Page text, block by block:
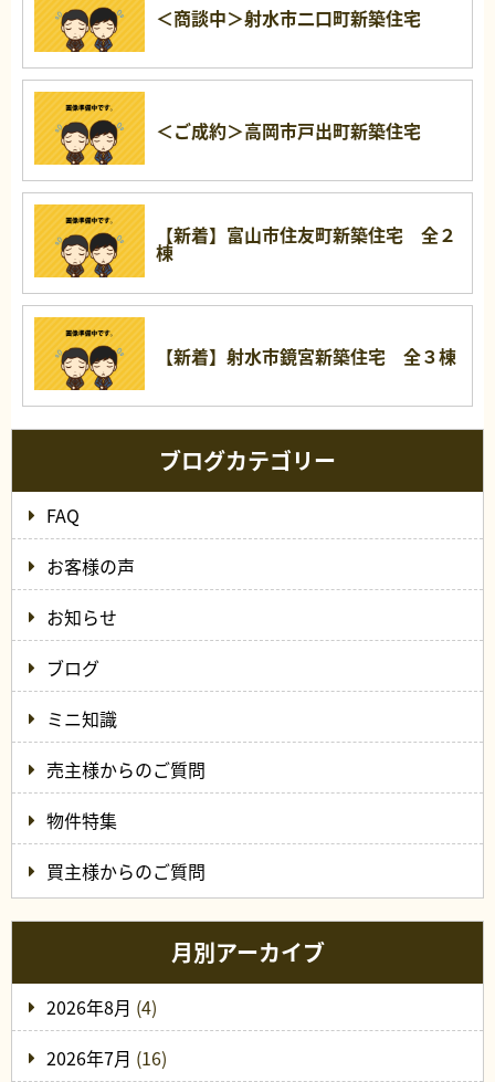
＜商談中＞射水市二口町新築住宅
＜ご成約＞高岡市戸出町新築住宅
【新着】富山市住友町新築住宅 全２
棟
【新着】射水市鏡宮新築住宅 全３棟
ブログカテゴリー
FAQ
お客様の声
お知らせ
ブログ
ミニ知識
売主様からのご質問
物件特集
買主様からのご質問
月別アーカイブ
2026年8月 (4)
2026年7月 (16)